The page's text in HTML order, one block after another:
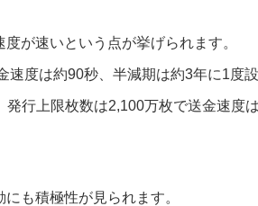
が速いという点が挙げられます。
度は約90秒、半減期は約3年に1度設
発行上限枚数は2,100万枚で送金速度
も積極性が見られます。